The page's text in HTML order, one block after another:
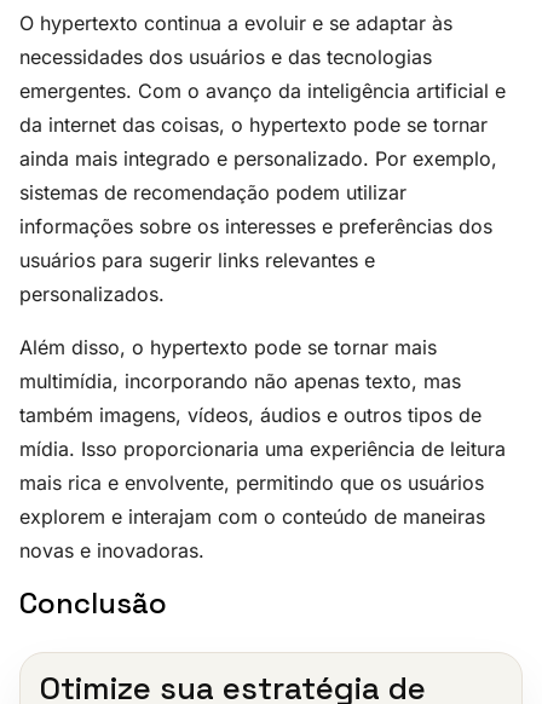
O hypertexto continua a evoluir e se adaptar às
necessidades dos usuários e das tecnologias
emergentes. Com o avanço da inteligência artificial e
da internet das coisas, o hypertexto pode se tornar
ainda mais integrado e personalizado. Por exemplo,
sistemas de recomendação podem utilizar
informações sobre os interesses e preferências dos
usuários para sugerir links relevantes e
personalizados.
Além disso, o hypertexto pode se tornar mais
multimídia, incorporando não apenas texto, mas
também imagens, vídeos, áudios e outros tipos de
mídia. Isso proporcionaria uma experiência de leitura
mais rica e envolvente, permitindo que os usuários
explorem e interajam com o conteúdo de maneiras
novas e inovadoras.
Conclusão
Otimize sua estratégia de